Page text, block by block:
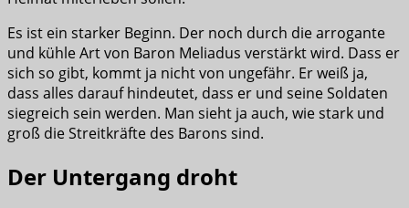
Es ist ein starker Beginn. Der noch durch die arrogante
und kühle Art von Baron Meliadus verstärkt wird. Dass er
sich so gibt, kommt ja nicht von ungefähr. Er weiß ja,
dass alles darauf hindeutet, dass er und seine Soldaten
siegreich sein werden. Man sieht ja auch, wie stark und
groß die Streitkräfte des Barons sind.
Der Untergang droht